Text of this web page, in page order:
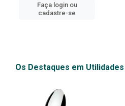
Faça login ou
cadastre-se
Os Destaques em